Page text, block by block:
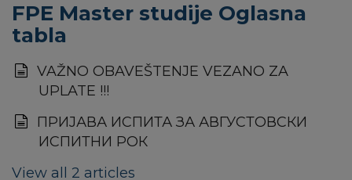
FPE Master studije Oglasna
tabla
VAŽNO OBAVEŠTENJE VEZANO ZA
UPLATE !!!
ПРИЈАВА ИСПИТА ЗА АВГУСТОВСКИ
ИСПИТНИ РОК
View all 2 articles